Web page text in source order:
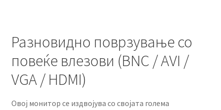
Разновидно поврзување со
повеќе влезови (BNC / AVI /
VGA / HDMI)
Овој монитор се издвојува со својата голема